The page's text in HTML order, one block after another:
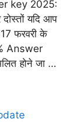
key 2025:
यदि आप
17 फरवरी के
Answer
होने जा …